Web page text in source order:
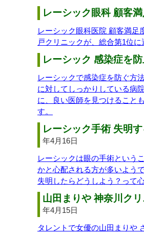
レーシック眼科 顧客
レーシック眼科医院 顧客満足
戸クリニックが、総合第1位
レーシック 感染症を
レーシックで感染症を防ぐ方
に対してしっかりしている病
に、良い医師を見つけること
す。
レーシック手術 失明
年4月16日
レーシックは眼の手術という
かと心配される方が多いよう
失明したらどうしよう？って
山田まりや 神奈川ク
年4月15日
タレントで女優の山田まりや